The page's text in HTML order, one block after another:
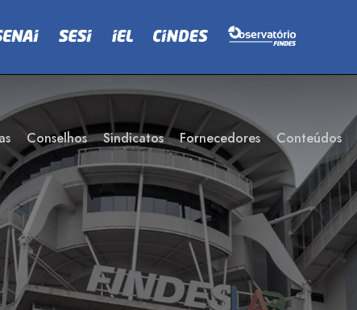
Conselhos Sindicatos Fornecedores Conteúdos